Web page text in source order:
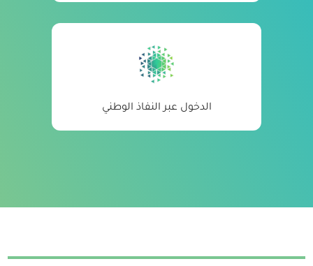
الدخول عبر النفاذ الوطني